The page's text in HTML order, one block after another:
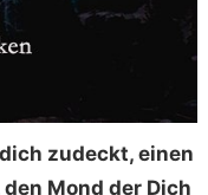
zudeckt, einen
Mond der Dich